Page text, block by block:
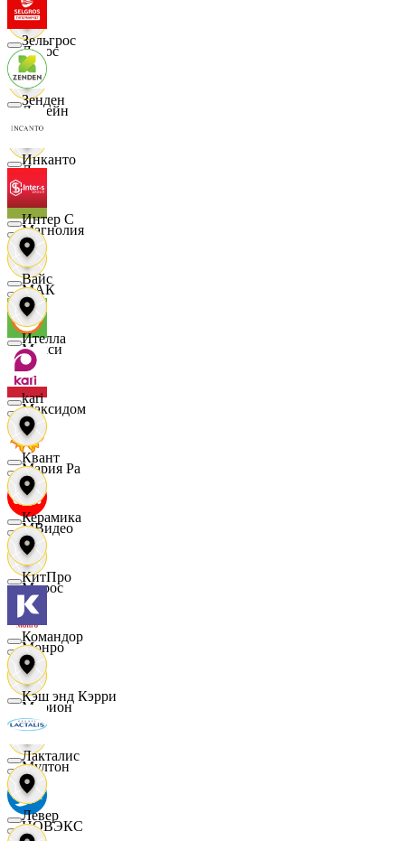
Логос
Лорейн
Луч
Магнолия
МАК
Макси
Максидом
Мария Ра
МВидео
Мирос
Монро
Морион
Мултон
НОВЭКС
Зельгрос
Зенден
Инканто
Интер С
Вайс
Ителла
kari
Квант
Керамика
КитПро
Командор
Кэш энд Кэрри
Лакталис
Левер